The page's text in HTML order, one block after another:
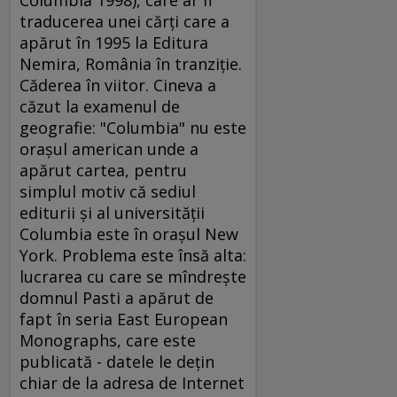
traducerea unei cărţi care a
apărut în 1995 la Editura
Nemira, România în tranziţie.
Căderea în viitor. Cineva a
căzut la examenul de
geografie: "Columbia" nu este
oraşul american unde a
apărut cartea, pentru
simplul motiv că sediul
editurii şi al universităţii
Columbia este în oraşul New
York. Problema este însă alta:
lucrarea cu care se mîndreşte
domnul Pasti a apărut de
fapt în seria East European
Monographs, care este
publicată - datele le deţin
chiar de la adresa de Internet